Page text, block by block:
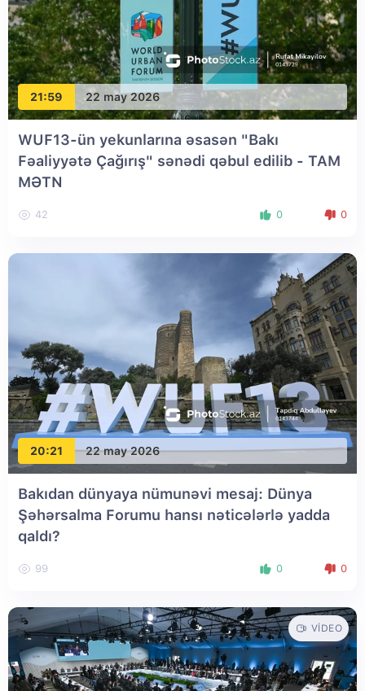
21:59 22 may 2026
WUF13-ün yekunlarına əsasən "Bakı
Fəaliyyətə Çağırış" sənədi qəbul edilib - TAM
MƏTN
42 0 0
20:21 22 may 2026
Bakıdan dünyaya nümunəvi mesaj: Dünya
Şəhərsalma Forumu hansı nəticələrlə yadda
qaldı?
99 0 0
VIDEO